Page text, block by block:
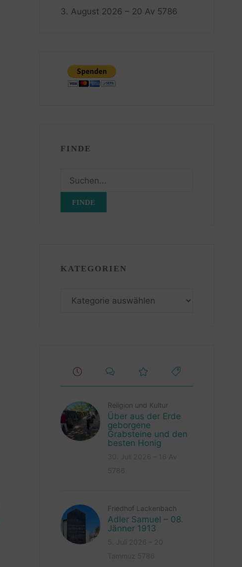
3. August 2026 – 20 Av 5786
FINDE
Suchen
nach:
KATEGORIEN
Kategorien
Religion und Kultur
Über aus der Erde
geborgene
Grabsteine und den
besten Honig
Friedhof Lackenbach
Adler Samuel – 08.
Jänner 1913